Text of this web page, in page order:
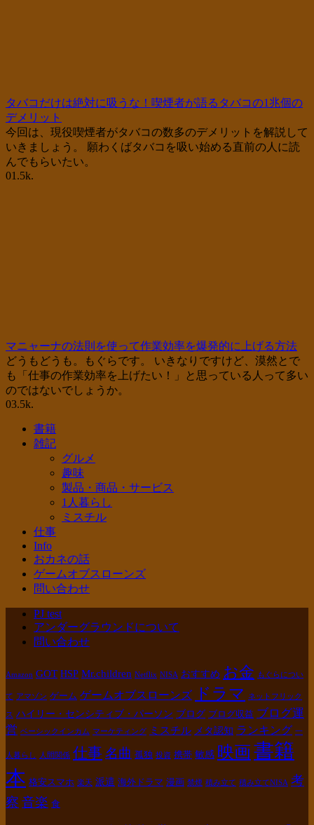
タバコだけは絶対に吸うな！喫煙者が語るタバコの1兆個の
デメリット
今回は、現役喫煙者がタバコの数多のデメリットを解説して
いきましょう。 願わくばタバコを吸い始める直前の人に読
んでもらいたい。
01.5k.
マニャーナの法則を使って作業効率を爆発的に上げる方法
どうもどうも。もぐらです。 いきなりですけど、漠然とで
も「仕事の作業効率を上げたい！」と思っている人って多い
のではないでしょうか。
03.5k.
書籍
雑記
グルメ
趣味
製品・商品・サービス
1人暮らし
ミスチル
仕事
Info
おカネの話
ゲームオブスローンズ
問い合わせ
PJ test
アンダーグラウンドについて
問い合わせ
Amazon GOT HSP Mr.children Netflix NISA おすすめ お金 もぐらについ
て アマゾン ゲーム ゲームオブスローンズ ドラマ ネットフリック
ス ハイリー・センシティブ・パーソン ブログ ブログ収益 ブログ運
営 ベーシックインカム マーケティング ミスチル メタ認知 ランキング 一
人暮らし 人間関係 仕事 名曲 孤独 投資 携帯 敏感 映画書籍
本 格安スマホ 楽天 派遣 海外ドラマ 漫画 禁煙 積み立て 積み立てNISA 考
察 音楽 食